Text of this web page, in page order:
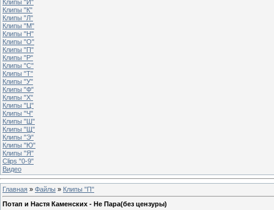
Клипы "И"
Клипы "К"
Клипы "Л"
Клипы "М"
Клипы "Н"
Клипы "О"
Клипы "П"
Клипы "Р"
Клипы "С"
Клипы "Т"
Клипы "У"
Клипы "Ф"
Клипы "Х"
Клипы "Ц"
Клипы "Ч"
Клипы "Ш"
Клипы "Щ"
Клипы "Э"
Клипы "Ю"
Клипы "Я"
Clips "0-9"
Видео
Главная » Файлы » Клипы "П"
Потап и Настя Каменских - Не Пара(без цензуры)